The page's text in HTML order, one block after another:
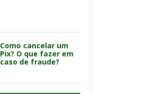
Como cancelar um
Pix? O que fazer em
caso de fraude?